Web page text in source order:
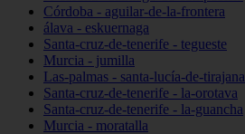
Córdoba - aguilar-de-la-frontera
álava - eskuernaga
Santa-cruz-de-tenerife - tegueste
Murcia - jumilla
Las-palmas - santa-lucía-de-tirajana
Santa-cruz-de-tenerife - la-orotava
Santa-cruz-de-tenerife - la-guancha
Murcia - moratalla